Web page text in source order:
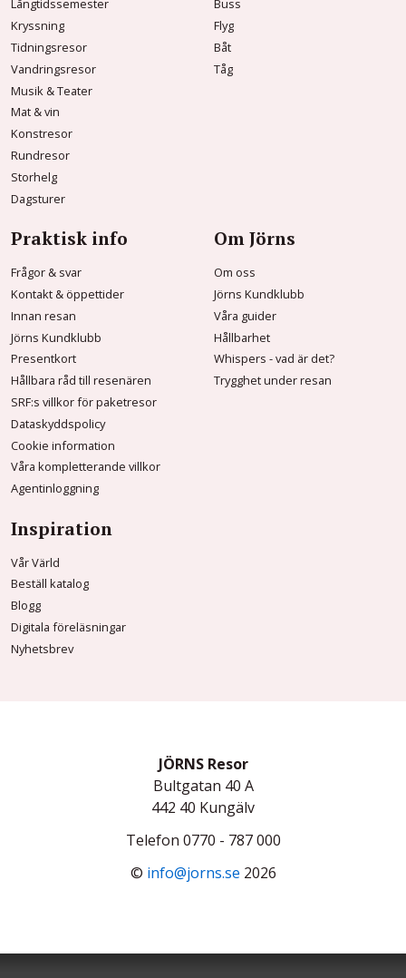
Långtidssemester
Kryssning
Tidningsresor
Vandringsresor
Musik & Teater
Mat & vin
Konstresor
Rundresor
Storhelg
Dagsturer
Buss
Flyg
Båt
Tåg
Praktisk info
Frågor & svar
Kontakt & öppettider
Innan resan
Jörns Kundklubb
Presentkort
Hållbara råd till resenären
SRF:s villkor för paketresor
Dataskyddspolicy
Cookie information
Våra kompletterande villkor
Agentinloggning
Om Jörns
Om oss
Jörns Kundklubb
Våra guider
Hållbarhet
Whispers - vad är det?
Trygghet under resan
Inspiration
Vår Värld
Beställ katalog
Blogg
Digitala föreläsningar
Nyhetsbrev
JÖRNS Resor
Bultgatan 40 A
442 40 Kungälv
Telefon 0770 - 787 000
© info@jorns.se 2026